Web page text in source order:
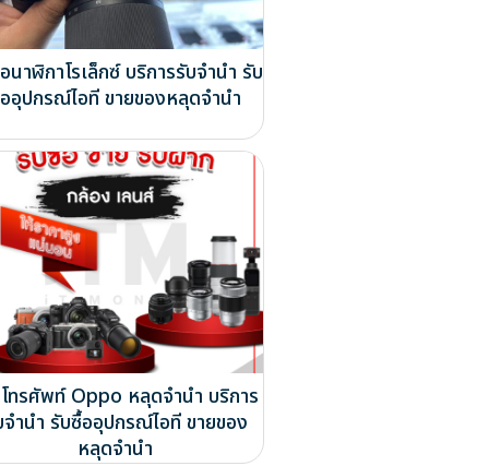
นาฬิกาโรเล็กซ์ บริการรับจำนำ รับ
อุปกรณ์ไอที ขายของหลุดจำนำ
ทรศัพท์ Oppo หลุดจำนำ บริการ
ำนำ รับซื้ออุปกรณ์ไอที ขายของ
หลุดจำนำ